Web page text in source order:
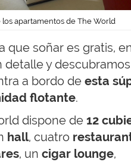
los apartamentos de The World
que soñar es gratis,
detalle y
a bordo de esta
flotante.
dispone de 12
hall, cuatro
, un cigar lounge,